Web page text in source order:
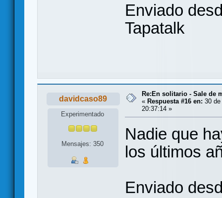
Enviado
Tapatalk
davidcaso89
Experimentado
Mensajes: 350
Re:En solitario - Sale de
« Respuesta #16 en: 30
20:37:14 »
Nadie que
los últimos
Enviado